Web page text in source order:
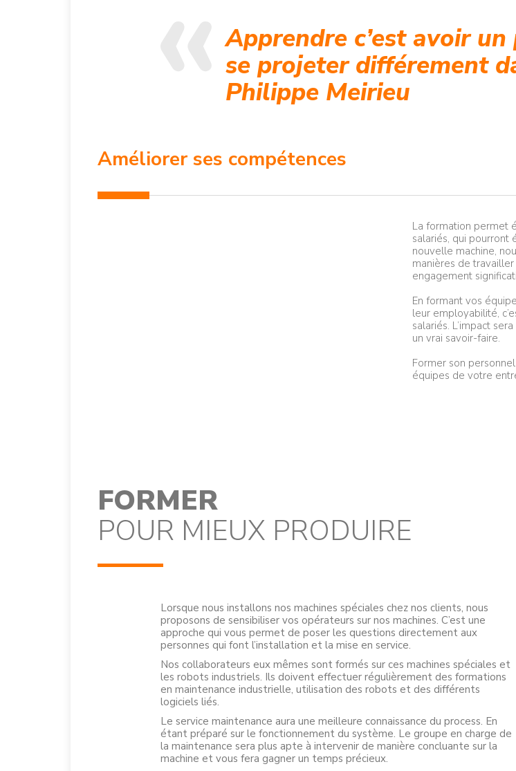
Apprendre c’est avoir un
se projeter différement
Philippe Meirieu
Améliorer ses compétences
La formation permet
salariés, qui pourront
nouvelle machine,
manières de
engagement
En formant vos
leur employabilité,
salariés. L’impact
un vrai savoir-faire.
Former son
équipes de votre
FORMER
POUR MIEUX PRODUIRE
Lorsque nous installons nos machines spéciales chez nos clients, nous
proposons de sensibiliser vos opérateurs sur nos machines. C’est une
approche qui vous permet de poser les questions directement aux
personnes qui font l’installation et la mise en service.
Nos collaborateurs eux mêmes sont formés sur ces machines spéciales et
les robots industriels. Ils doivent effectuer régulièrement des formations
en maintenance industrielle, utilisation des robots et des différents
logiciels liés.
Le service maintenance aura une meilleure connaissance du process. En
étant préparé sur le fonctionnement du système. Le groupe en charge de
la maintenance sera plus apte à intervenir de manière concluante sur la
machine et vous fera gagner un temps précieux.